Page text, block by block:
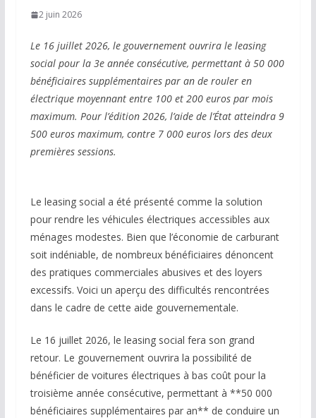
2 juin 2026
Le 16 juillet 2026, le gouvernement ouvrira le leasing
social pour la 3e année consécutive, permettant à 50 000
bénéficiaires supplémentaires par an de rouler en
électrique moyennant entre 100 et 200 euros par mois
maximum. Pour l’édition 2026, l’aide de l’État atteindra 9
500 euros maximum, contre 7 000 euros lors des deux
premières sessions.
Le leasing social a été présenté comme la solution
pour rendre les véhicules électriques accessibles aux
ménages modestes. Bien que l’économie de carburant
soit indéniable, de nombreux bénéficiaires dénoncent
des pratiques commerciales abusives et des loyers
excessifs. Voici un aperçu des difficultés rencontrées
dans le cadre de cette aide gouvernementale.
Le 16 juillet 2026, le leasing social fera son grand
retour. Le gouvernement ouvrira la possibilité de
bénéficier de voitures électriques à bas coût pour la
troisième année consécutive, permettant à **50 000
bénéficiaires supplémentaires par an** de conduire un